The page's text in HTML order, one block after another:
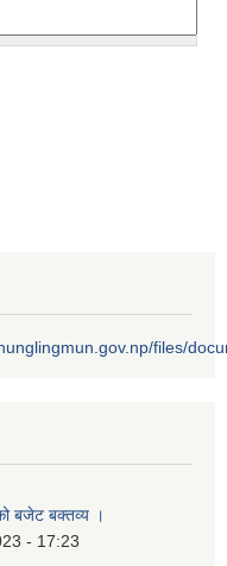
files/
बजेट बक्तव्य ।
- 17:23